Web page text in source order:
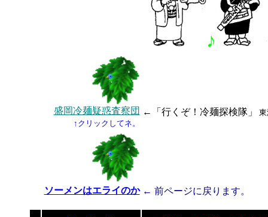
♪
盛岡冷麺疑惑査察団
↑ クリックしてネ。
← 「行くぞ！冷麺探検隊」
ソーメンはエライのか ← 前ページに戻ります。